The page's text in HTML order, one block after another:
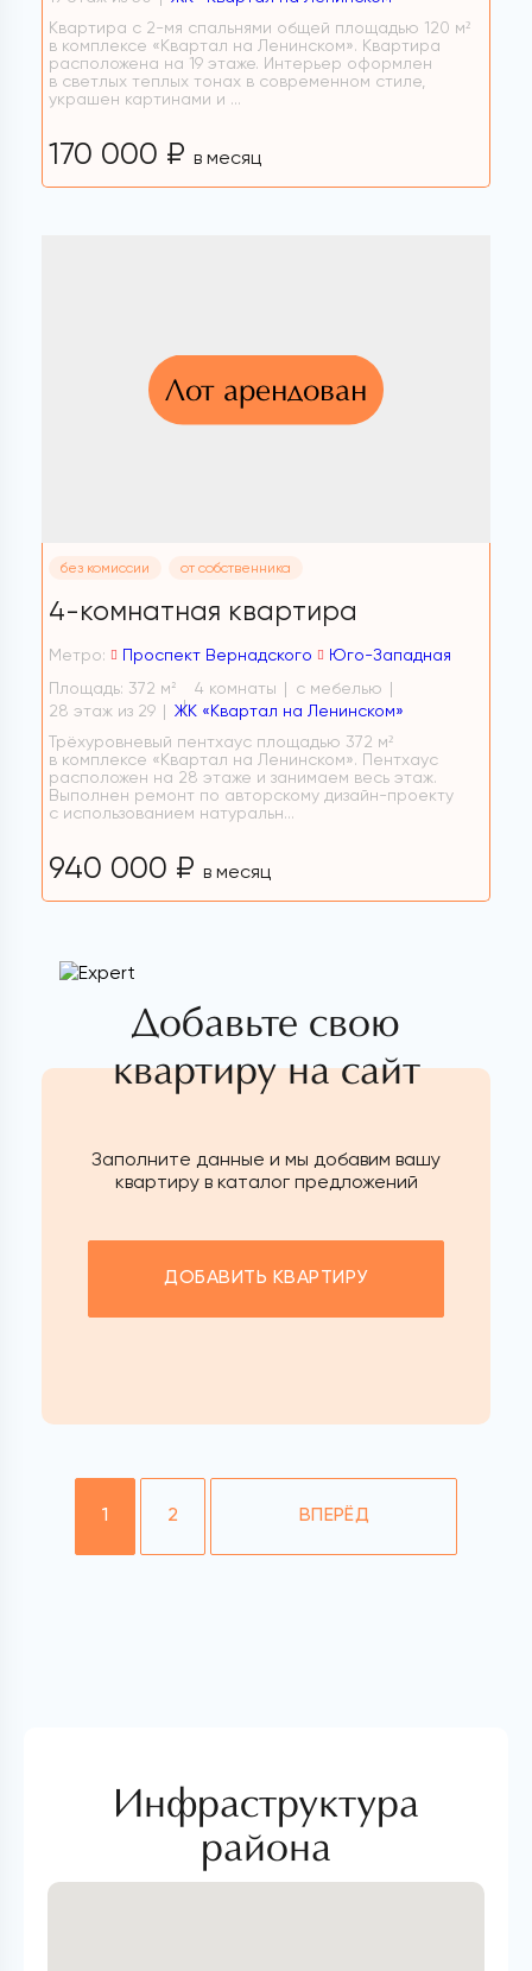
Квартира с 2-мя спальнями общей площадью 120 м²
в комплексе «Квартал на Ленинском». Квартира
расположена на 19 этаже. Интерьер оформлен
в светлых теплых тонах в современном стиле,
украшен картинами и ...
170 000 ₽ в месяц
Лот арендован
без комиссии от собственника
4-комнатная квартира
Метро: Проспект Вернадского
Юго-Западная
Площадь: 372 м 2 4 комнаты
с мебелью
28 этаж из 29
ЖК «Квартал на Ленинском»
Трёхуровневый пентхаус площадью 372 м²
в комплексе «Квартал на Ленинском». Пентхаус
расположен на 28 этаже и занимаем весь этаж.
Выполнен ремонт по авторскому дизайн-проекту
с использованием натуральн...
940 000 ₽ в месяц
Добавьте свою
квартиру на сайт
Заполните данные и мы добавим вашу
квартиру в каталог предложений
ДОБАВИТЬ КВАРТИРУ
1 2 ВПЕРЁД
Инфраструктура
района